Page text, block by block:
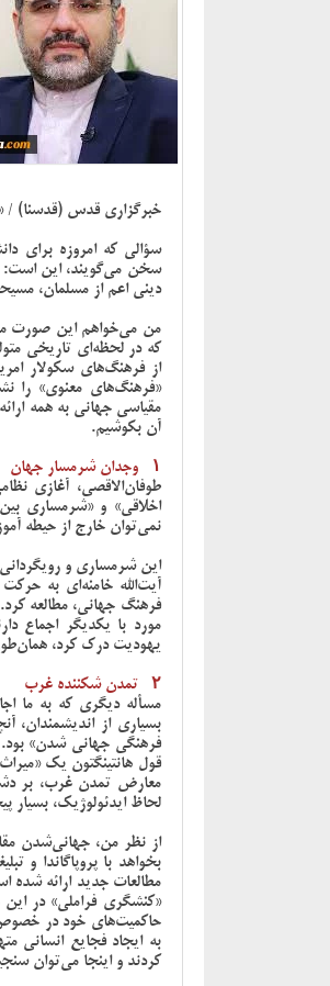
خبرگزاری قدس (قدسنا) /
سؤالی که امروزه برای
سخن می‌گویند، این است:
دینی اعم از مسلمان،
من می‌خواهم این صورت
که در لحظه‌ای تاریخی
از فرهنگ‌های سکولار
«فرهنگ‌های معنوی» را
مقیاسی جهانی به همه
آن بکوشیم.
۱- وجدان شرمسار جهان
طوفان‌الاقصی، آغازی
اخلاقی» و «شرمساری
نمی‌توان خارج از حیطه
این شرمساری و
آیت‌الله خامنه‌ای به
فرهنگ جهانی، مطالعه
مورد با یکدیگر اجماع
یهودیت درک کرد،
۲- تمدن شکننده غرب
مسأله دیگری که به ما
بسیاری از اندیشمندان،
فرهنگی جهانی ‌شدن»
قول هانتینگتون یک
معارض تمدن غرب، بر
لحاظ ایدئولوژیک، بسیار
از نظر من، جهانی‌شدن
بخواهد با پروپاگاندا و
مطالعات جدید ارائه
«کنشگری فراملی» در
حاکمیت‌های خود در
به ایجاد فجایع انسانی
کردند و اینجا می‌توان